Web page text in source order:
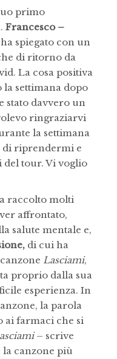
primo
Francesco –
ha spiegato con un
di ritorno da
La cosa positiva
la settimana dopo
stato davvero un
ringraziarvi
la settimana
di riprendermi e
tour. Vi voglio
raccolto molti
affrontato,
salute mentale e,
di cui ha
Lasciami,
proprio dalla sua
esperienza. In
la parola
farmaci che si
– scrive
la canzone più